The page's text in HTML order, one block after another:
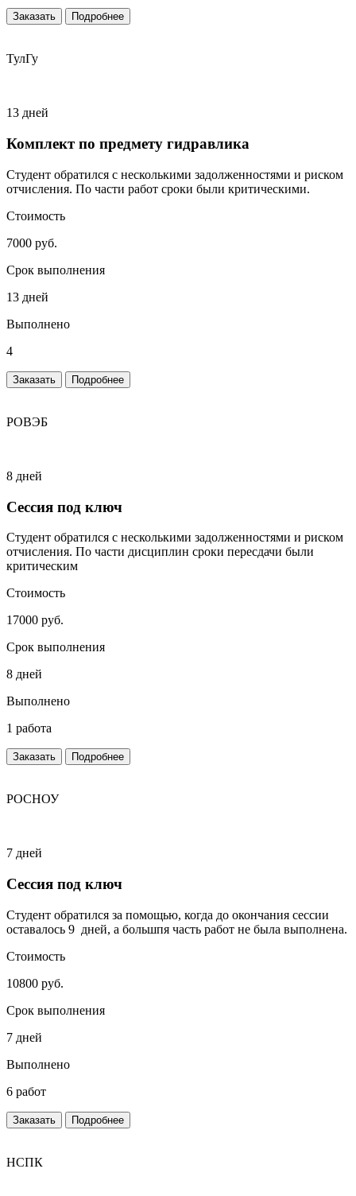
Заказать Подробнее
ТулГу
13 дней
Комплект по предмету гидравлика
Студент обратился с несколькими задолженностями и риском
отчисления. По части работ сроки были критическими.
Стоимость
7000 руб.
Срок выполнения
13 дней
Выполнено
4
Заказать Подробнее
РОВЭБ
8 дней
Сессия под ключ
Студент обратился с несколькими задолженностями и риском
отчисления. По части дисциплин сроки пересдачи были
критическим
Стоимость
17000 руб.
Срок выполнения
8 дней
Выполнено
1 работа
Заказать Подробнее
РОСНОУ
7 дней
Сессия под ключ
Студент обратился за помощью, когда до окончания сессии
оставалось 9 дней, а большпя часть работ не была выполнена.
Стоимость
10800 руб.
Срок выполнения
7 дней
Выполнено
6 работ
Заказать Подробнее
НСПК